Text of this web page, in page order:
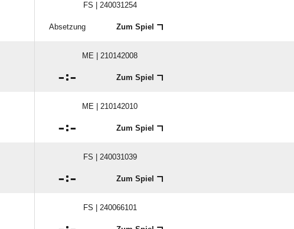
FS | 240031254
Absetzung Zum Spiel
ME | 210142008
: Zum Spiel
ME | 210142010
: Zum Spiel
FS | 240031039
: Zum Spiel
FS | 240066101